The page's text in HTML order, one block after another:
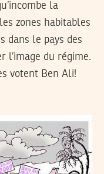
la
zones habitables
dans le pays des
l’image du régime.
votent Ben Ali!